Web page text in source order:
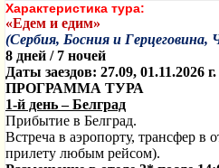
Характеристика тура:
«Едем и едим»
(Сербия, Босния и Герцеговина,
8 дней / 7 ночей
Даты заездов: 27.09, 01.11.2026 г.
ПРОГРАММА ТУРА
1-й день – Белград
Прибытие в Белград.
Встреча в аэропорту, трансфер в
прилету любым рейсом).